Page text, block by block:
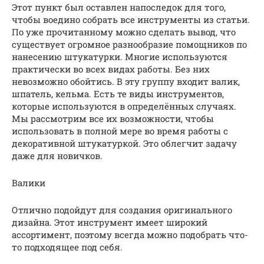
Этот пункт был оставлен напоследок для того,
чтобы воедино собрать все инструменты из статьи.
По уже прочитанному можно сделать вывод, что
существует огромное разнообразие помощников по
нанесению штукатурки. Многие используются
практически во всех видах работы. Без них
невозможно обойтись. В эту группу входит валик,
шпатель, кельма. Есть те виды инструментов,
которые используются в определённых случаях.
Мы рассмотрим все их возможности, чтобы
использовать в полной мере во время работы с
декоративной штукатуркой. Это облегчит задачу
даже для новичков.
Валики
Отлично подойдут для создания оригинального
дизайна. Этот инструмент имеет широкий
ассортимент, поэтому всегда можно подобрать что-
то подходящее под себя.